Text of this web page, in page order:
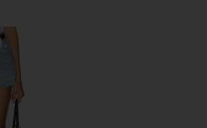
КЛАССИЧЕСКИЕ ОБРЕЗАННЫЕ ШОРТЫ